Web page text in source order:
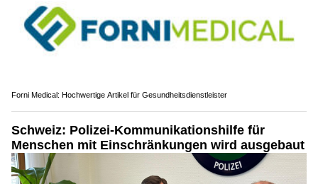
Forni Medical: Hochwertige Artikel für Gesundheitsdienstleister
Schweiz: Polizei-Kommunikationshilfe für
Menschen mit Einschränkungen wird ausgebaut